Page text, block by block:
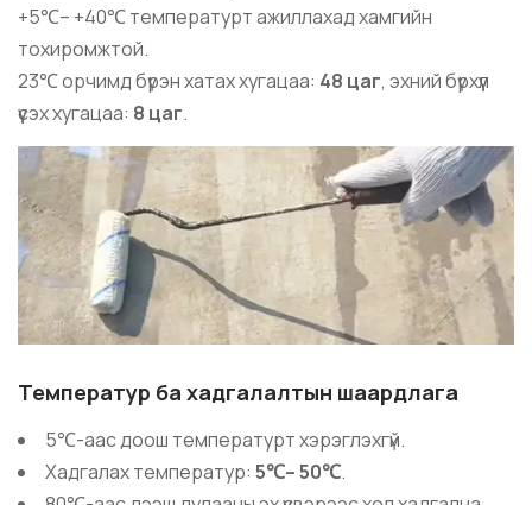
+5℃– +40℃ температурт ажиллахад хамгийн
тохиромжтой.
23℃ орчимд бүрэн хатах хугацаа: 48 цаг, эхний бүрхүүл
үүсэх хугацаа: 8 цаг.
Температур ба хадгалалтын шаардлага
5℃-аас доош температурт хэрэглэхгүй.
Хадгалах температур: 5℃– 50℃.